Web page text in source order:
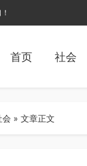
首页 社会
会 » 文章正文